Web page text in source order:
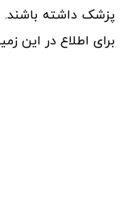
پزشک داشته باشند.
برای اطلاع در این